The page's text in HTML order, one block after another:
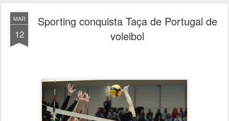
MAR
12
Sporting conquista Taça de Portugal de
voleibol